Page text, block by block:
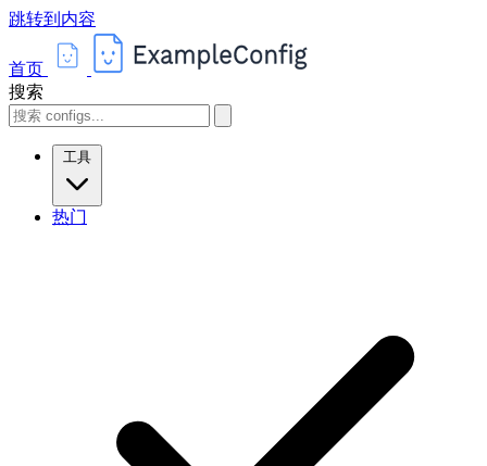
跳转到内容
首页
搜索
工具
热门